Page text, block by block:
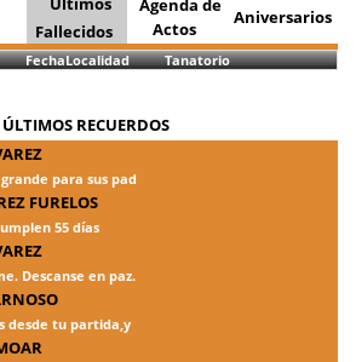
Fallecidos
Agenda de
Actos
Aniversarios
FechaLocalidad Tanatorio
ÚLTIMOS RECUERDOS
para sus pad
FURELOS
55 días
Descanse en paz.
desde tu partida,y